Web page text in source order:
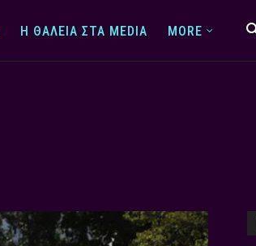
Η ΘΆΛΕΙΑ ΣΤΑ MEDIA MORE